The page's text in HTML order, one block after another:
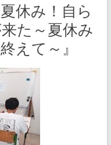
休み！自ら
た～夏休み
えて～』